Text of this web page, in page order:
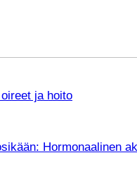
ja hoito
Hormonaalinen